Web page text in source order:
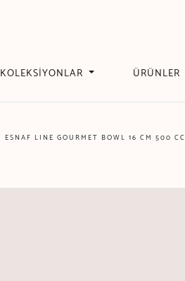
KOLEKSİYONLAR ÜRÜNLER
ESNAF LINE GOURMET BOWL 16 CM 500 CC